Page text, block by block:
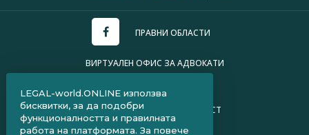
ПРАВНИ ОБЛАСТИ
ВИРТУАЛЕН ОФИС ЗА АДВОКАТИ
ПОЛИТИКА ЗА ПОВЕРИТЕЛНОСТ
LEGAL-world.ONLINE използва
бисквитки, за да подобри
функционалността и правилната
работа на платформата. За повече